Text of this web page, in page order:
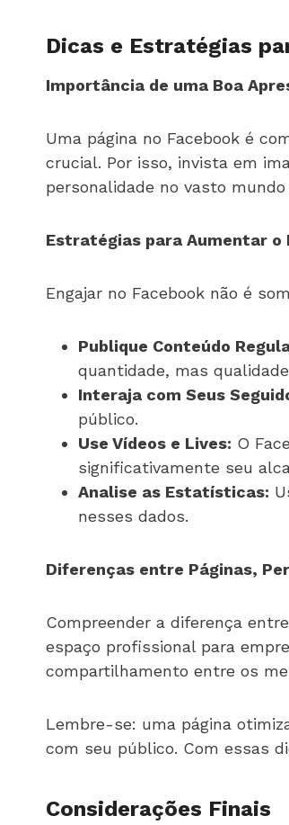
Dicas e Estratégias
Importância de uma Boa
Uma página no Facebook é
crucial. Por isso, invista em
personalidade no vasto
Estratégias para Aumentar o
Engajar no Facebook não é
Publique Conteúdo
quantidade, mas
Interaja com Seus
público.
Use Vídeos e Lives: O
significativamente seu
Analise as Estatísticas:
nesses dados.
Diferenças entre Páginas,
Compreender a diferença
espaço profissional para
compartilhamento entre os
Lembre-se: uma página
com seu público. Com essas
Considerações Finais